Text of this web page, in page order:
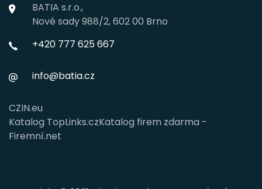
BATIA s.r.o.,
Nové sady 988/2, 602 00 Brno
+420 777 625 667
info@batia.cz
CZIN.eu
Katalog TopLinks.czKatalog firem zdarma -
Firemní.net